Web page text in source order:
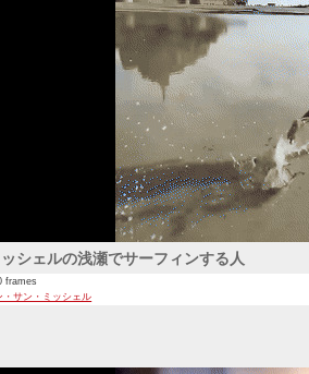
シェルの浅瀬でサーフィンする人
frames
・サン・ミッシェル